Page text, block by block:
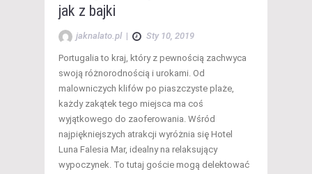
jak z bajki
jaknalato.pl | Sty 10, 2019
Portugalia to kraj, który z pewnością zachwyca
swoją różnorodnością i urokami. Od
malowniczych klifów po piaszczyste plaże,
każdy zakątek tego miejsca ma coś
wyjątkowego do zaoferowania. Wśród
najpiękniejszych atrakcji wyróżnia się Hotel
Luna Falesia Mar, idealny na relaksujący
wypoczynek. To tutaj goście mogą delektować